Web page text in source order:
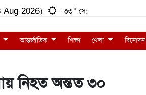
Aug-2026) - ৩৩° সে:
আন্তর্জাতিক শিক্ষা খেলা বিনোদন
নিহত অন্তত ৩০